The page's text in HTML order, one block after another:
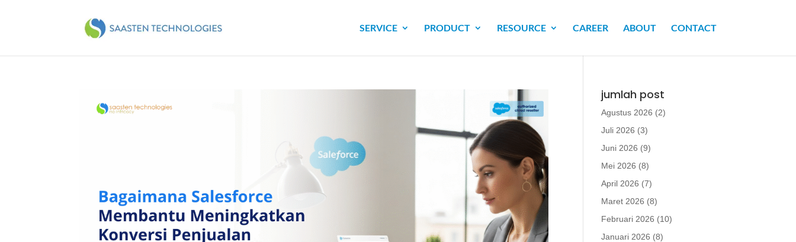
SERVICE PRODUCT RESOURCE CAREER ABOUT CONTACT
jumlah post
Agustus 2026 (2)
Juli 2026 (3)
Juni 2026 (9)
Mei 2026 (8)
April 2026 (7)
Maret 2026 (8)
Februari 2026 (10)
Januari 2026 (8)